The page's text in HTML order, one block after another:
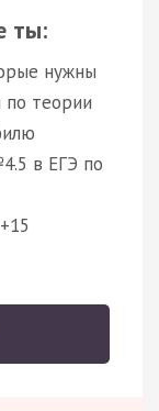
ты:
нужны
теории
в ЕГЭ по